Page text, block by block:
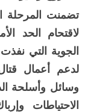
تضمنت المرحلة
لاقتحام الحد
الجوية التي نفذت
لدعم أعمال
وسائل وأسلحة
الاحتياطات